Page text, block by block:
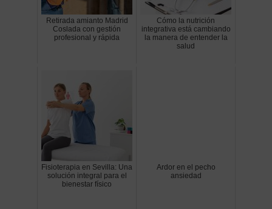
Retirada amianto Madrid
Coslada con gestión
profesional y rápida
Cómo la nutrición
integrativa está cambiando
la manera de entender la
salud
Fisioterapia en Sevilla: Una
solución integral para el
bienestar físico
Ardor en el pecho
ansiedad